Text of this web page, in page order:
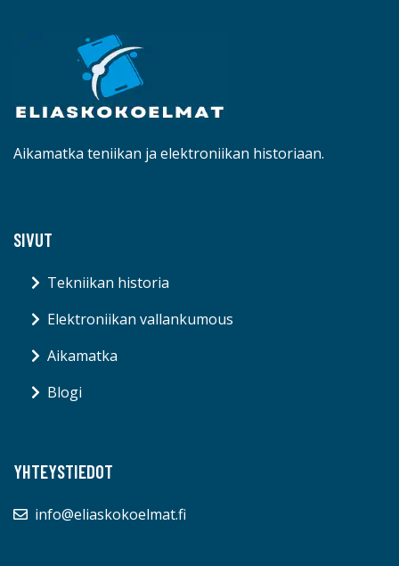
Aikamatka teniikan ja elektroniikan historiaan.
SIVUT
Tekniikan historia
Elektroniikan vallankumous
Aikamatka
Blogi
YHTEYSTIEDOT
info@eliaskokoelmat.fi